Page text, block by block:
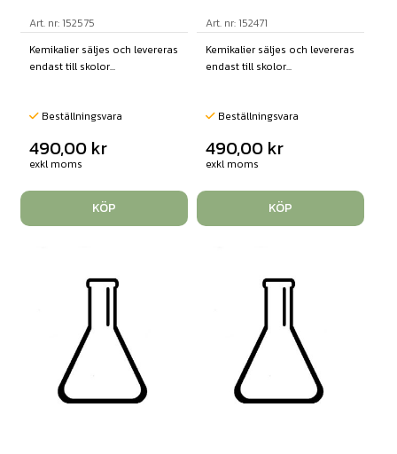
Art. nr: 152575
Kemikalier säljes och levereras
endast till skolor...
Beställningsvara
490,00 kr
exkl moms
KÖP
Art. nr: 152471
Kemikalier säljes och levereras
endast till skolor...
Beställningsvara
490,00 kr
exkl moms
KÖP